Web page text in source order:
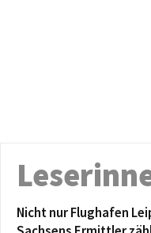
Nicht nur Flughafen